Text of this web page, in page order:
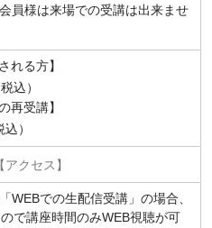
員様は来場での受講は出来ませ
れる方】
込）
再受講】
）
【アクセス】
WEBでの生配信受講」の場合、
で講座時間のみWEB視聴が可